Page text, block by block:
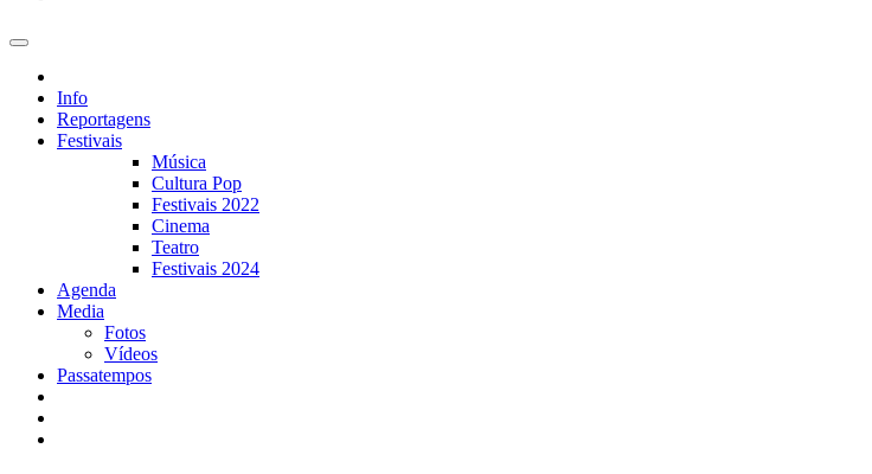
Info
Reportagens
Festivais
Música
Cultura Pop
Festivais 2022
Cinema
Teatro
Festivais 2024
Agenda
Media
Fotos
Vídeos
Passatempos